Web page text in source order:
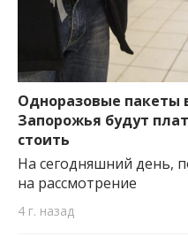
Одноразовые пакеты
Запорожья будут
стоить
На сегодняшний день,
на рассмотрение
4 г. назад